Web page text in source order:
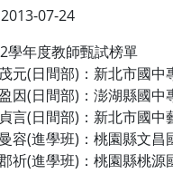
2013-07-24
學年度教師甄試榜單
元(日間部)：新北市國中
因(日間部)：澎湖縣國中
言(日間部)：新北市國
容(進學班)：桃園縣文
祈(進學班)：桃園縣桃